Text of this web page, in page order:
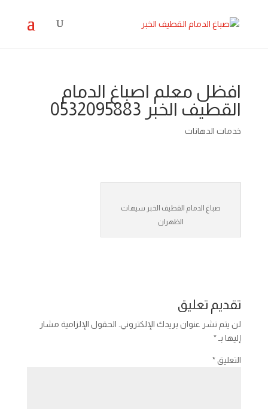
افظل معلم اصباغ الدمام
القطيف الخبر 0532095883
خدمات الدهانات
صباغ الدمام القطيف الخبر سيهات
الظهران
تقديم تعليق
لن يتم نشر عنوان بريدك الإلكتروني. الحقول الإلزامية مشار
إليها بـ *
التعليق*